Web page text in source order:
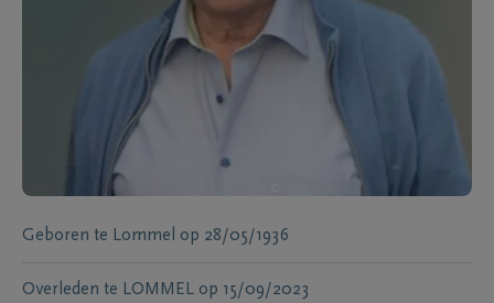
Geboren te Lommel op 28/05/1936
Overleden te LOMMEL op 15/09/2023